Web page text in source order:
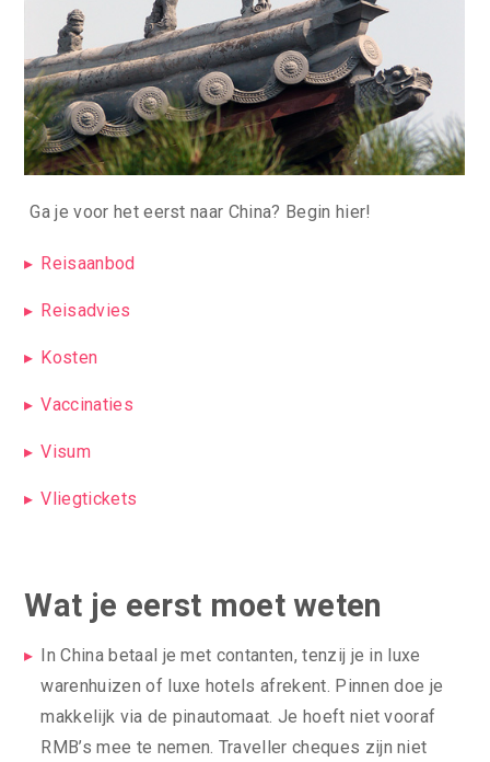
Ga je voor het eerst naar China? Begin hier!
Reisaanbod
Reisadvies
Kosten
Vaccinaties
Visum
Vliegtickets
Wat je eerst moet weten
In China betaal je met contanten, tenzij je in luxe
warenhuizen of luxe hotels afrekent. Pinnen doe je
makkelijk via de pinautomaat. Je hoeft niet vooraf
RMB’s mee te nemen. Traveller cheques zijn niet